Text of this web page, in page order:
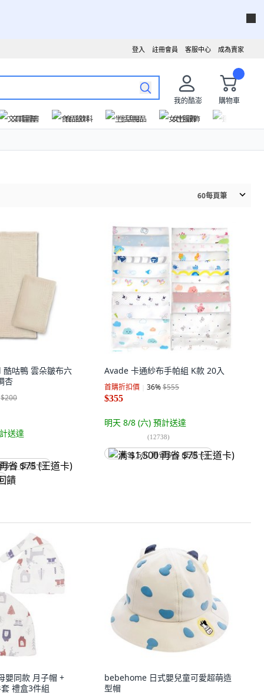
成為賣家
客服中心
註冊會員
登入
我的酷澎
購物車
文具圖書
食品飲料 生活用品 女性服飾
60每頁筆
咕鴨 雲朵皺布六
杏
$200
送達
$75 (王道卡)
Avade 卡通紗布手帕組 K款 20入
首購折扣價 36%$555
$355
明天 8/8 (六) 預計送達
(12738)
满 $1,500 再省 $75 (王道卡)
嬰同款 月子帽 +
禮盒3件組
bebehome 日式嬰兒童可愛超萌造
型帽